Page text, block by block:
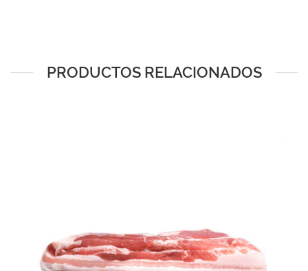
PRODUCTOS RELACIONADOS